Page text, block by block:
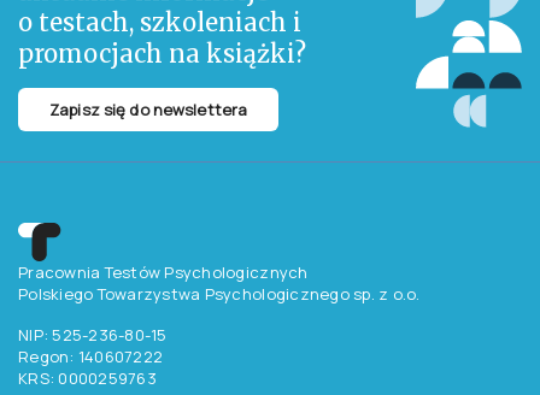
o testach, szkoleniach i
promocjach na książki?
Zapisz się do newslettera
Pracownia Testów Psychologicznych
Polskiego Towarzystwa Psychologicznego sp. z o.o.
NIP: 525-236-80-15
Regon: 140607222
KRS: 0000259763